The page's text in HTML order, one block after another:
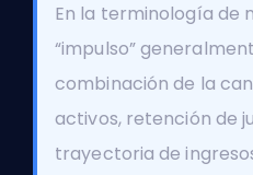
En la terminología de
“impulso”
combinación de la
activos, retención de
trayectoria de